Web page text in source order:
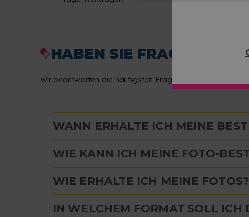
HABEN SIE FRAGEN ZUM
Wir beantworten die häufigsten Fragen, damit der
WANN ERHALTE ICH MEINE
WIE KANN ICH MEINE FOTO-
WIE ERHALTE ICH MEINE FOTOS?
IN WELCHEM FORMAT SOLL ICH